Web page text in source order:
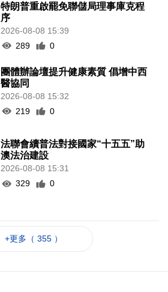
特朗普重啟罷免聯儲局理事庫克程
序
2026-08-08 15:39
289
0
團體辦論壇提升健康素質 倡增中西
醫協同
2026-08-08 15:32
219
0
法聯會續普法對接國家“十五五”助
澳法治建設
2026-08-08 15:31
329
0
+更多（ 355 ）